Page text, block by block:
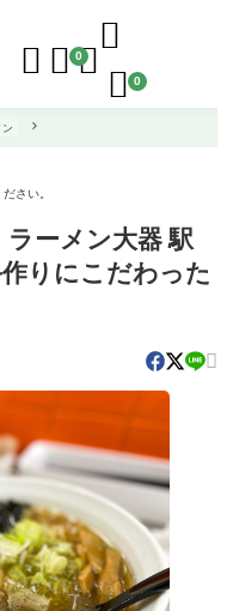
  0

 0
ン
さい。
ラーメン大器 駅
りにこだわった
